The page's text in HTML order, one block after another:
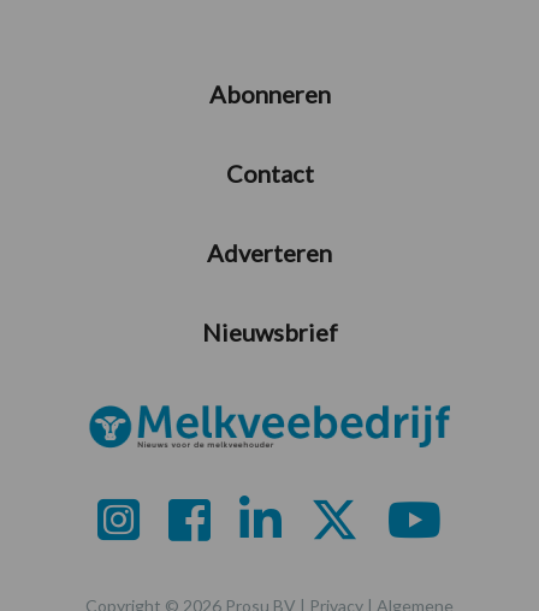
Abonneren
Contact
Adverteren
Nieuwsbrief
Copyright © 2026 Prosu BV | Privacy Algemene